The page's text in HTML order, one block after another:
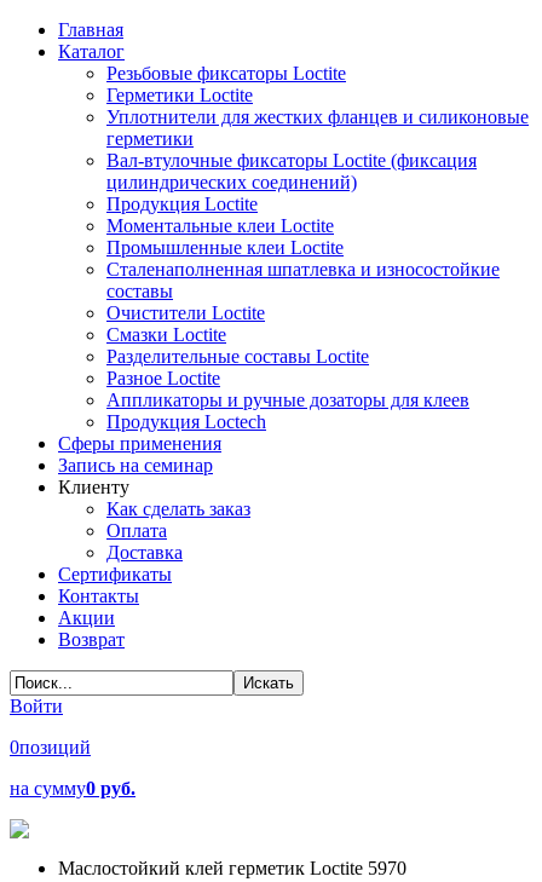
Главная
Каталог
Резьбовые фиксаторы Loctite
Герметики Loctite
Уплотнители для жестких фланцев и силиконовые
герметики
Вал-втулочные фиксаторы Loctite (фиксация
цилиндрических соединений)
Продукция Loctite
Моментальные клеи Loctite
Промышленные клеи Loctite
Сталенаполненная шпатлевка и износостойкие
составы
Очистители Loctite
Смазки Loctite
Разделительные составы Loctite
Разное Loctite
Аппликаторы и ручные дозаторы для клеев
Продукция Loctech
Сферы применения
Запись на семинар
Клиенту
Как сделать заказ
Оплата
Доставка
Сертификаты
Контакты
Акции
Возврат
Войти
0позиций
на сумму0 руб.
Маслостойкий клей герметик Loctite 5970